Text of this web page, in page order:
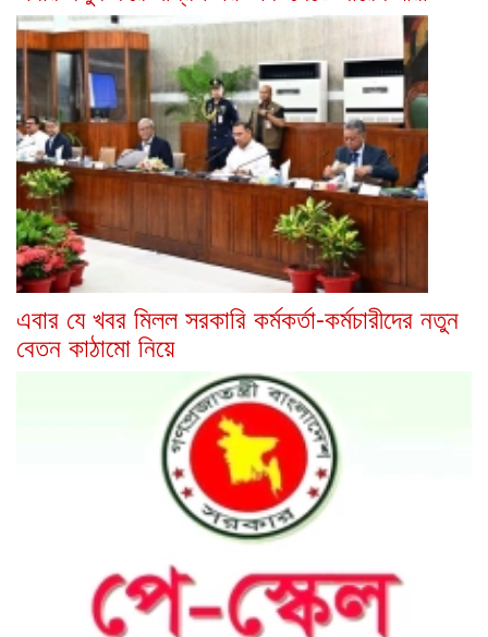
এবার যে খবর মিলল সরকারি কর্মকর্তা-কর্মচারীদের নতুন
বেতন কাঠামো নিয়ে